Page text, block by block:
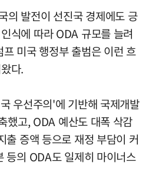
의 발전이 선진국 경제에도 긍
식에 따라 ODA 규모를 늘려
미국 행정부 출범은 이런 흐
다.
우선주의'에 기반해 국제개발
했고, ODA 예산도 대폭 삭감
출 증액 등으로 재정 부담이 커
등의 ODA도 일제히 마이너스